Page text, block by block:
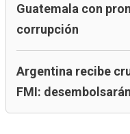
Guatemala con
corrupción
Argentina recibe
FMI: